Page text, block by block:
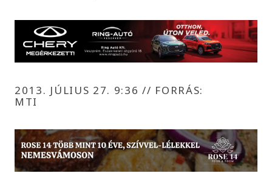
2013. JÚLIUS 27. 9:36// FORRÁS:
MTI